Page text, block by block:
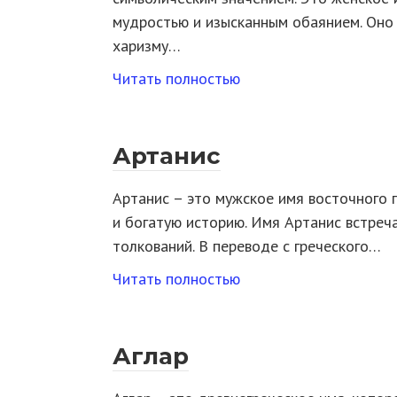
мудростью и изысканным обаянием.
харизму…
Читать полностью
Артанис
Артанис – это мужское имя
и богатую историю. Имя Артанис
толкований. В переводе с греческого…
Читать полностью
Аглар